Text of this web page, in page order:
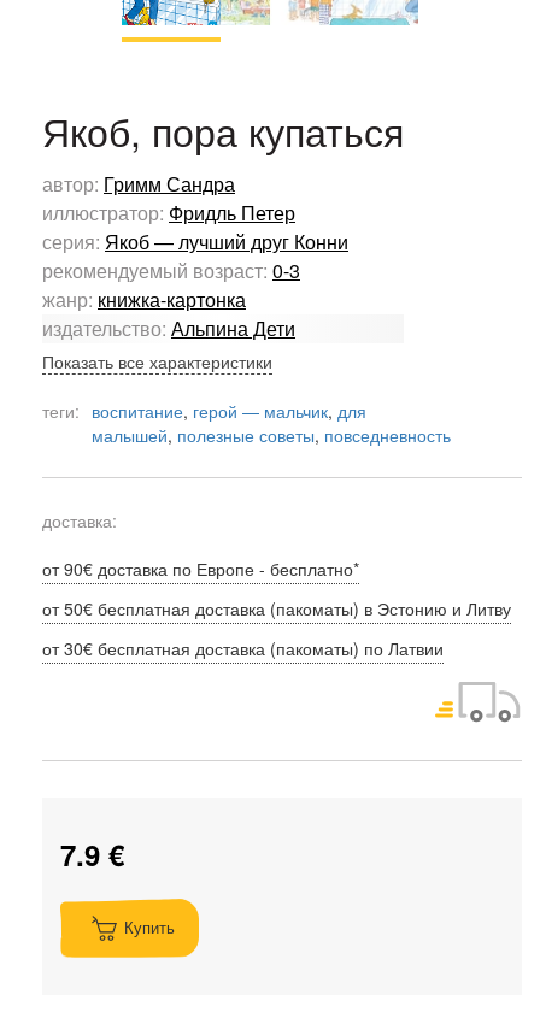
Якоб, пора купаться
автор: Гримм Сандра
иллюстратор: Фридль Петер
серия: Якоб — лучший друг Конни
рекомендуемый возраст: 0-3
жанр: книжка-картонка
издательство: Альпина Дети
Показать все характеристики
теги: воспитание, герой — мальчик, для
малышей, полезные советы, повседневность
доставка:
от 90€ доставка по Европе - бесплатно*
от 50€ бесплатная доставка (пакоматы) в Эстонию и Литву
от 30€ бесплатная доставка (пакоматы) по Латвии
7.9 €
Купить